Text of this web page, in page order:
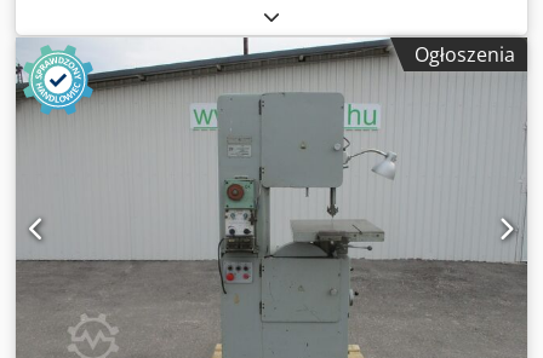
1915 kg Dsdoxcnppepfx Aiyeck
Ogłoszenia